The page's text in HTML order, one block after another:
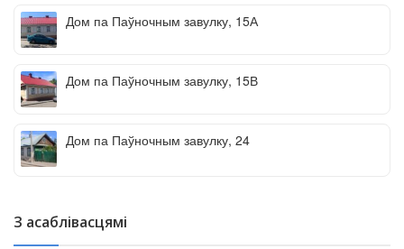
Дом па Паўночным завулку, 15А
Дом па Паўночным завулку, 15В
Дом па Паўночным завулку, 24
З асаблівасцямі